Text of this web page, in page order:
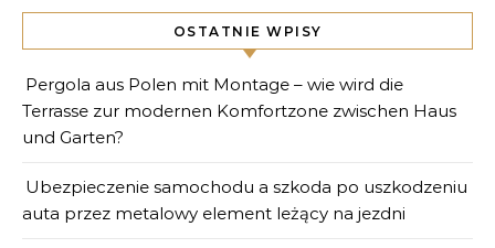
OSTATNIE WPISY
Pergola aus Polen mit Montage – wie wird die
Terrasse zur modernen Komfortzone zwischen Haus
und Garten?
Ubezpieczenie samochodu a szkoda po uszkodzeniu
auta przez metalowy element leżący na jezdni